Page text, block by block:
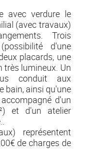
avec verdure le
(avec travaux)
Trois
d'une
placards, une
très lumineux. Un
conduit aux
bain, ainsi qu'une
d'un
et d'un atelier
représentent
de charges de